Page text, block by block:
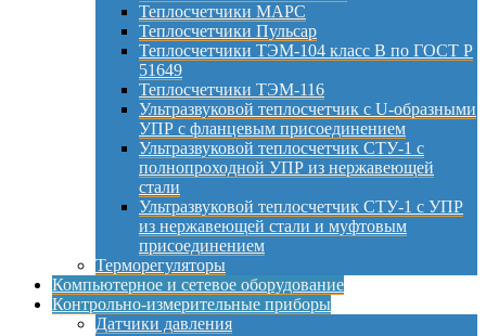
Теплосчетчики МАРС
Теплосчетчики Пульсар
Теплосчетчики ТЭМ-104 класс B по ГОСТ Р
51649
Теплосчетчики ТЭМ-116
Ультразвуковой теплосчетчик с U-образными
УПР с фланцевым присоединением
Ультразвуковой теплосчетчик СТУ-1 с
полнопроходной УПР из нержавеющей
стали
Ультразвуковой теплосчетчик СТУ-1 с УПР
из нержавеющей стали и муфтовым
присоединением
Терморегуляторы
Компьютерное и сетевое оборудование
Контрольно-измерительные приборы
Датчики давления